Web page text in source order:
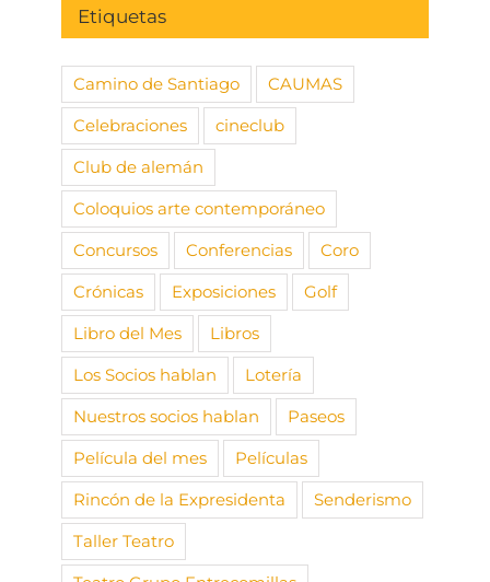
Etiquetas
Camino de Santiago
CAUMAS
Celebraciones
cineclub
Club de alemán
Coloquios arte contemporáneo
Concursos
Conferencias
Coro
Crónicas
Exposiciones
Golf
Libro del Mes
Libros
Los Socios hablan
Lotería
Nuestros socios hablan
Paseos
Película del mes
Películas
Rincón de la Expresidenta
Senderismo
Taller Teatro